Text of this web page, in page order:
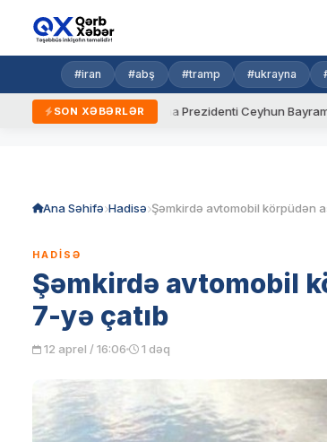
#iran #abş #tramp #ukrayna
SON XƏBƏRLƏR
Ukrayna Prezidenti Ceyhun Bayramovu qəbul
Ana Səhifə Hadisə
HADISƏ
Şəmkirdə avtomobil
7-yə çatıb
12 aprel / 16:06 1 dəq